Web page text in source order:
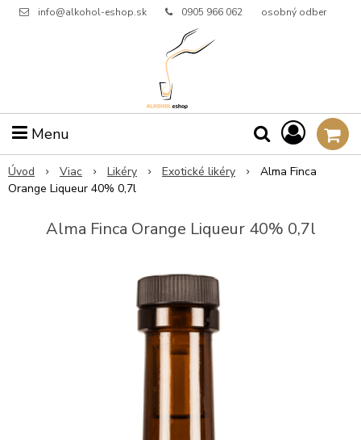
info@alkohol-eshop.sk 0905 966 062 osobný odber
Menu
Úvod Viac Likéry Exotické likéry
Alma Finca
Orange Liqueur 40% 0,7l
Alma Finca Orange Liqueur 40% 0,7l